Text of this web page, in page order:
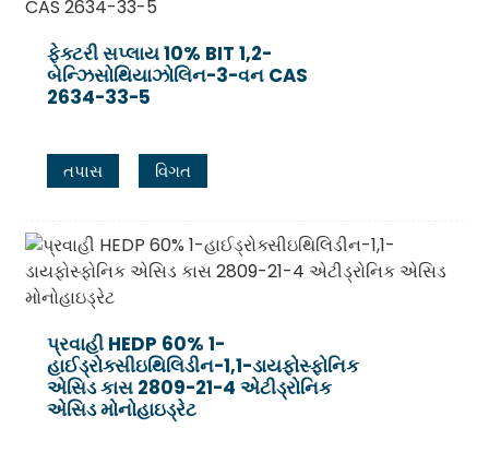
ફેક્ટરી સપ્લાય 10% BIT 1,2-
બેન્ઝિસોથિયાઝોલિન-3-વન CAS
2634-33-5
તપાસ વિગત
પ્રવાહી HEDP 60% 1-
હાઈડ્રોક્સીઇથિલિડીન-1,1-ડાયફોસ્ફોનિક
એસિડ કાસ 2809-21-4 એટીડ્રોનિક
એસિડ મોનોહાઇડ્રેટ